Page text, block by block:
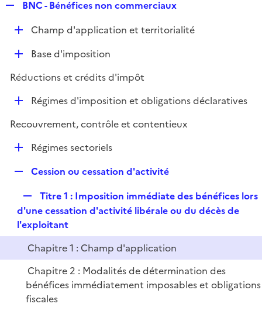
p
l
i
e
BNC - Bénéfices non commerciaux
D
l
i
Champ d'application et territorialité
D
p
e
Base d'imposition
Réductions et crédits d'impôt
D
p
Régimes d'imposition et obligations déclaratives
Recouvrement, contrôle et contentieux
D
p
e
r
Régimes sectoriels
p
l
i
e
Cession ou cessation d'activité
e
p
l
i
e
r
Titre 1 : Imposition immédiate des bénéfices lors
d'une cessation d'activité libérale ou du décès de
l'exploitant
Chapitre 1 : Champ d'application
Chapitre 2 : Modalités de détermination des
bénéfices immédiatement imposables et obligations
fiscales